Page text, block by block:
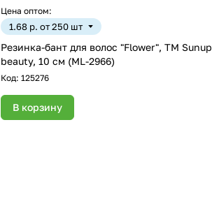
Цена оптом:
1.68 р. от 250 шт
Резинка-бант для волос "Flower", ТМ Sunup
beauty, 10 см (ML-2966)
Код: 125276
В корзину